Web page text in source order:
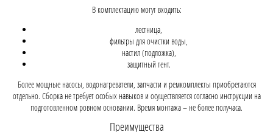
В комплектацию могут входить:
лестница,
фильтры для очистки воды,
настил (подложка),
защитный тент.
Более мощные насосы, водонагреватели, запчасти и ремкомплекты приобретаются
отдельно. Сборка не требует особых навыков и осуществляется согласно инструкции на
подготовленном ровном основании. Время монтажа – не более получаса.
Преимущества